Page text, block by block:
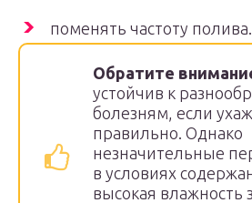
поменять частоту полива.
Обратите
устойчив к
болезням, если
правильно. Однако
незначительные
в условиях
высокая влажность